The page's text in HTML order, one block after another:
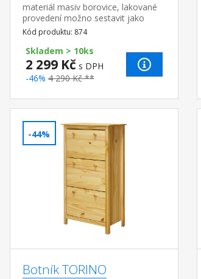
materiál masiv borovice, lakované
provedení možno sestavit jako
předsíňovou stěnu s věšákem 873 a
zrcadlem 875 všechny tři produkty
možno ta...
Kód produktu: 874
Skladem > 10ks
2 299 Kč s DPH
-46% 4 290 Kč **
-44%
Botník TORINO